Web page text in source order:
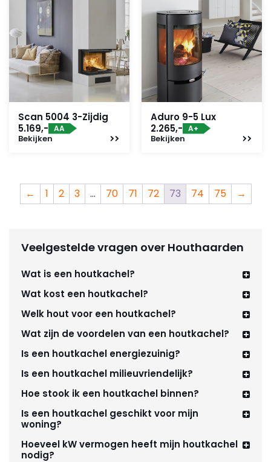
Scan 5004 3-Zijdig
5.169,- AA
Bekijken
Aduro 9-5 Lux
2.265,- A+
Bekijken
← 1 2 3 … 70 71 72 73 74 75 →
Veelgestelde vragen over Houthaarden
Wat is een houtkachel?
Wat kost een houtkachel?
Welk hout voor een houtkachel?
Wat zijn de voordelen van een houtkachel?
Is een houtkachel energiezuinig?
Is een houtkachel milieuvriendelijk?
Hoe stook ik een houtkachel binnen?
Is een houtkachel geschikt voor mijn
woning?
Hoeveel kW vermogen heeft mijn houtkachel
nodig?